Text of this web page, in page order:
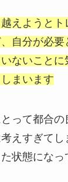
えようと
自分が必要
ないこと
まいます
って都合の
えすぎて
状態になっ